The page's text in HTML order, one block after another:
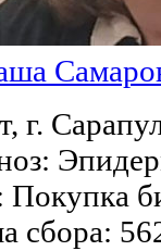
г.
Покупка
сбора: